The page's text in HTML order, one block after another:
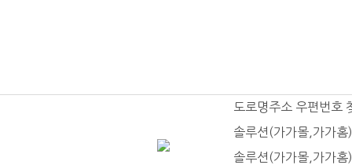
도로명주소 우편번호
솔루션(가가몰,가가
솔루션(가가몰,가가